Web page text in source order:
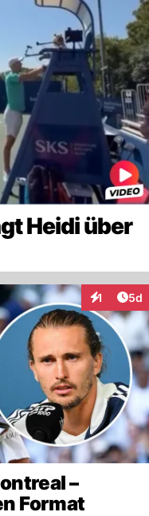
Heidi über
1 5d
–
Format